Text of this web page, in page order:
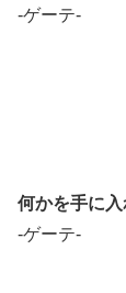
-ゲーテ-
何かを手に入
-ゲーテ-